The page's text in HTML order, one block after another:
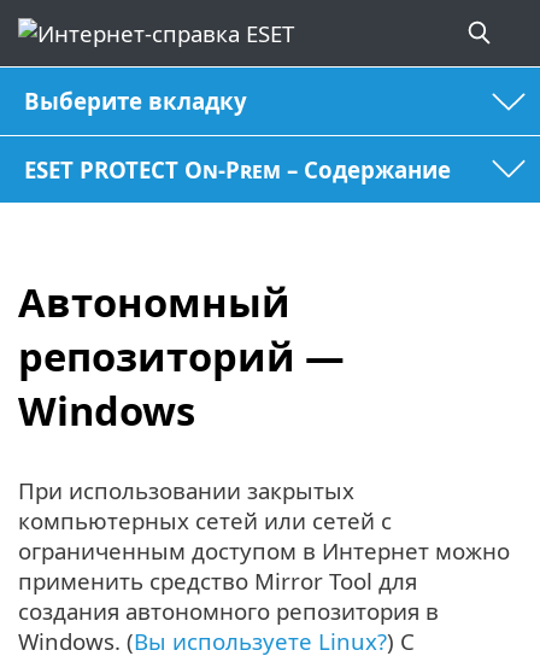
Выберите вкладку
ESET PROTECT On-Prem – Содержание
Автономный
репозиторий —
Windows
При использовании закрытых
компьютерных сетей или сетей с
ограниченным доступом в Интернет можно
применить средство Mirror Tool для
создания автономного репозитория в
Windows. (Вы используете Linux?) С